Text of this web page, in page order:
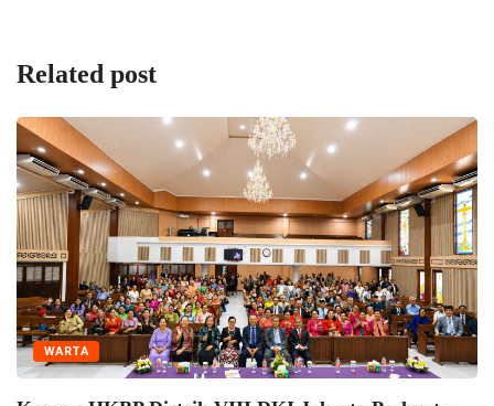
Related post
WARTA
Seminar Pelatihan Zending HKBP Menteng Perkuat